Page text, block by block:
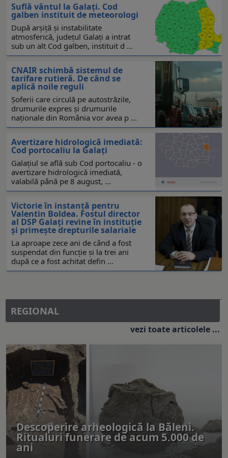
Suflă vântul la Galaţi. Cod
galben instituit de meteorologi
După arşiţă şi instabilitate
atmosferică, judeţul Galaţi a intrat
sub un alt Cod galben, instituit d ...
CNAIR schimbă sistemul de
tarifare rutieră. De când se
aplică noile reguli
Șoferii care circulă pe autostrăzile,
drumurile expres și drumurile
naționale din România vor avea p ...
Avertizare hidrologică imediată:
Cod portocaliu la Galaţi
Galaţiul se află sub Cod portocaliu - o
avertizare hidrologică imediată,
valabilă până pe 8 august, ...
Victorie în instanță pentru
Valentin Boldea. Fostul director
al DSP Galați revine în instituție
și primește drepturile salariale
La aproape zece ani de când a fost
suspendat din funcție și la trei ani
după ce a fost achitat defin ...
REGIONAL
vezi toate articolele ...
Descoperire arheologică la Băleni.
Ritualuri funerare de acum 5.000 de
ani